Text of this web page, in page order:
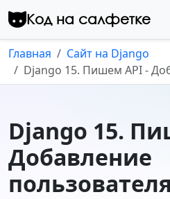
Перейти к контенту
Код на салфетке
Главная
Сайт на Django
Django 15. Пишем API -
Django 15.
Добавление
пользователя